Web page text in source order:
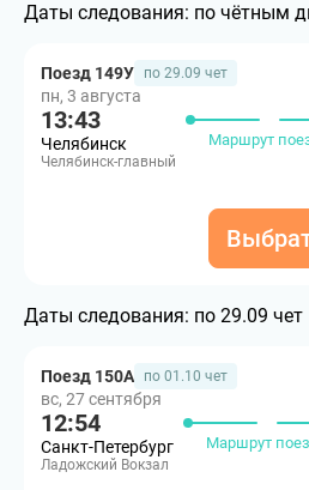
Даты следования: по чётным
Поезд 149У по 29.09 чет
пн, 3 августа
13:43
Челябинск
Челябинск-главный
Маршрут
Даты следования: по 29.09 чет
Поезд 150А по 01.10 чет
вс, 27 сентября
12:54
Санкт-Петербург
Ладожский Вокзал
Маршрут